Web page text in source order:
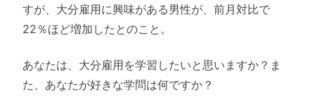
すが、大分雇用に興味がある男性が、前月対比で
22％ほど増加したとのこと。
あなたは、大分雇用を学習したいと思いますか？ま
た、あなたが好きな学問は何ですか？